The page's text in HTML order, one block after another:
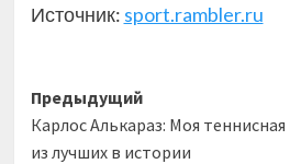
Источник: sport.rambler.ru
Навигация
записи
Предыдущий
Карлос Алькараз: Моя
из лучших в истории